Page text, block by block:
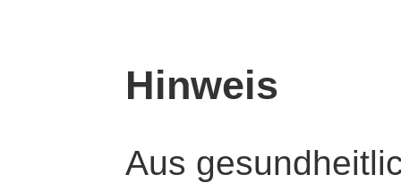
Hinweis
Aus